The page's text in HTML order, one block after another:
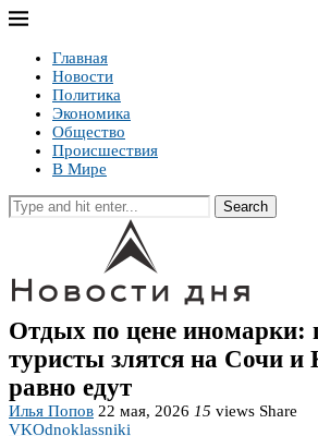
Главная
Новости
Политика
Экономика
Общество
Происшествия
В Мире
Search
Отдых по цене иномарки:
туристы злятся на Сочи
равно едут
Илья Попов 22 мая, 2026 15 views Share
VKOdnoklassniki